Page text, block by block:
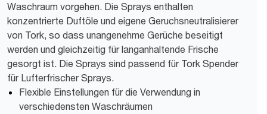
Waschraum vorgehen. Die Sprays enthalten
konzentrierte Duftöle und eigene Geruchsneutralisierer
von Tork, so dass unangenehme Gerüche beseitigt
werden und gleichzeitig für langanhaltende Frische
gesorgt ist. Die Sprays sind passend für Tork Spender
für Lufterfrischer Sprays.
Flexible Einstellungen für die Verwendung in
verschiedensten Waschräumen